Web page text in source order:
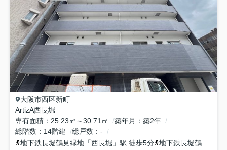
大阪市西区新町
ArtizA西長堀
専有面積
25.23㎡～30.71㎡ 築年月
築2年
総階数
14階建 総戸数
-
地下鉄長堀鶴見緑地 「西長堀 」駅 徒歩5分 地下鉄長堀鶴見緑地